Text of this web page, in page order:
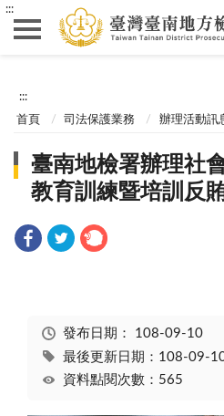
:::
:::
首頁 司法保護業務 辦理活動訊
臺南地檢署辦理社
教育訓練暨培訓反
發布日期： 108-09-10
最後更新日期：108-09-
資料點閱次數：565